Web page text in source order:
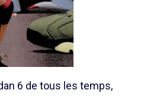
6 de tous les temps,